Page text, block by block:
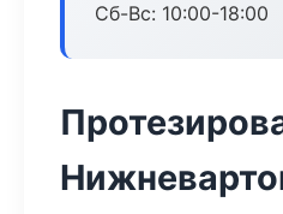
Сб-Вс: 10:00-18:00